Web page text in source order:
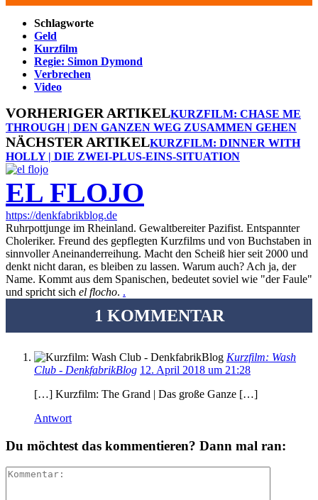
Schlagworte
Geld
Kurzfilm
Regie: Simon Dymond
Verbrechen
Video
VORHERIGER ARTIKELKURZFILM: CHASE ME
THROUGH | DEN GANZEN WEG ZUSAMMEN GEHEN
NÄCHSTER ARTIKELKURZFILM: DINNER WITH
HOLLY | DIE ZWEI-PLUS-EINS-SITUATION
EL FLOJO
https://denkfabrikblog.de
Ruhrpottjunge im Rheinland. Gewaltbereiter Pazifist. Entspannter
Choleriker. Freund des gepflegten Kurzfilms und von Buchstaben in
sinnvoller Aneinanderreihung. Macht den Scheiß hier seit 2000 und
denkt nicht daran, es bleiben zu lassen. Warum auch? Ach ja, der
Name. Kommt aus dem Spanischen, bedeutet soviel wie "der Faule"
und spricht sich el flocho. .
1 KOMMENTAR
Kurzfilm: Wash
Club - DenkfabrikBlog 12. April 2018 um 21:28
[…] Kurzfilm: The Grand | Das große Ganze […]
Antwort
Du möchtest das kommentieren? Dann mal ran: